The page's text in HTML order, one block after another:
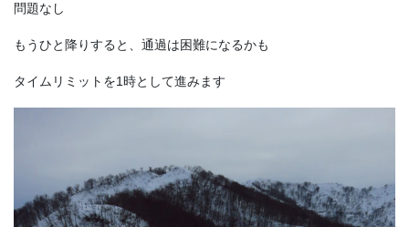
問題なし
もうひと降りすると、通過は困難になるかも
タイムリミットを1時として進みます